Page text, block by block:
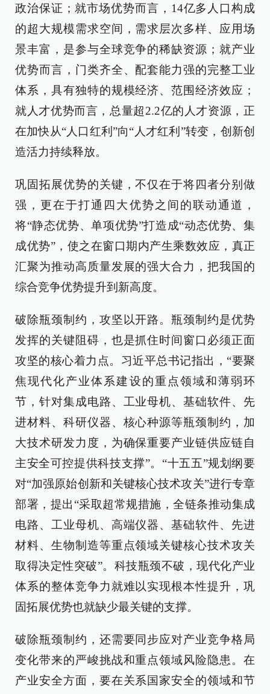
政治保证；就市场优势而言，14亿多人口构成
的超大规模需求空间，需求层次多样、应用场
景丰富，是参与全球竞争的稀缺资源；就产业
优势而言，门类齐全、配套能力强的完整工业
体系，具有独特的规模经济、范围经济效应；
就人才优势而言，总量超2.2亿的人才资源，正
在加快从“人口红利”向“人才红利”转变，创新创
造活力持续释放。
巩固拓展优势的关键，不仅在于将四者分别做
强，更在于打通四大优势之间的联动通道，
将“静态优势、单项优势”打造成“动态优势、集
成优势”，使之在窗口期内产生乘数效应，真正
汇聚为推动高质量发展的强大合力，把我国的
综合竞争优势提升到新高度。
破除瓶颈制约，攻坚以开路。瓶颈制约是优势
发挥的关键阻碍，也是抓住时间窗口必须正面
攻坚的核心着力点。习近平总书记指出，“要聚
焦现代化产业体系建设的重点领域和薄弱环
节，针对集成电路、工业母机、基础软件、先
进材料、科研仪器、核心种源等瓶颈制约，加
大技术研发力度，为确保重要产业链供应链自
主安全可控提供科技支撑”。“十五五”规划纲要
对“加强原始创新和关键核心技术攻关”进行专章
部署，提出“采取超常规措施，全链条推动集成
电路、工业母机、高端仪器、基础软件、先进
材料、生物制造等重点领域关键核心技术攻关
取得决定性突破”。科技瓶颈不破，现代化产业
体系的整体竞争力就难以实现根本性提升，巩
固拓展优势也就缺少最关键的支撑。
破除瓶颈制约，还需要同步应对产业竞争格局
变化带来的严峻挑战和重点领域风险隐患。在
产业安全方面，要在关系国家安全的领域和节